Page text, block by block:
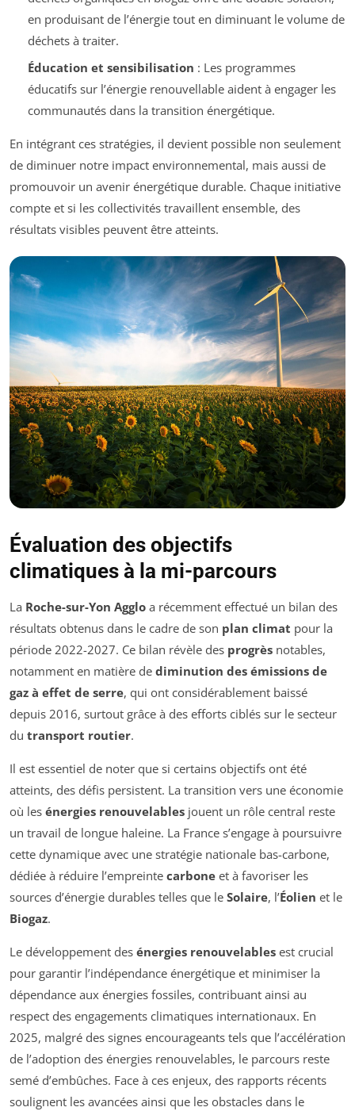
en produisant de l’énergie tout en diminuant le volume de
déchets à traiter.
Éducation et sensibilisation : Les programmes
éducatifs sur l’énergie renouvellable aident à engager les
communautés dans la transition énergétique.
En intégrant ces stratégies, il devient possible non seulement
de diminuer notre impact environnemental, mais aussi de
promouvoir un avenir énergétique durable. Chaque initiative
compte et si les collectivités travaillent ensemble, des
résultats visibles peuvent être atteints.
Évaluation des objectifs
climatiques à la mi-parcours
La Roche-sur-Yon Agglo a récemment effectué un bilan des
résultats obtenus dans le cadre de son plan climat pour la
période 2022-2027. Ce bilan révèle des progrès notables,
notamment en matière de diminution des émissions de
gaz à effet de serre, qui ont considérablement baissé
depuis 2016, surtout grâce à des efforts ciblés sur le secteur
du transport routier.
Il est essentiel de noter que si certains objectifs ont été
atteints, des défis persistent. La transition vers une économie
où les énergies renouvelables jouent un rôle central reste
un travail de longue haleine. La France s’engage à poursuivre
cette dynamique avec une stratégie nationale bas-carbone,
dédiée à réduire l’empreinte carbone et à favoriser les
sources d’énergie durables telles que le Solaire, l’Éolien et le
Biogaz.
Le développement des énergies renouvelables est crucial
pour garantir l’indépendance énergétique et minimiser la
dépendance aux énergies fossiles, contribuant ainsi au
respect des engagements climatiques internationaux. En
2025, malgré des signes encourageants tels que l’accélération
de l’adoption des énergies renouvelables, le parcours reste
semé d’embûches. Face à ces enjeux, des rapports récents
soulignent les avancées ainsi que les obstacles dans le